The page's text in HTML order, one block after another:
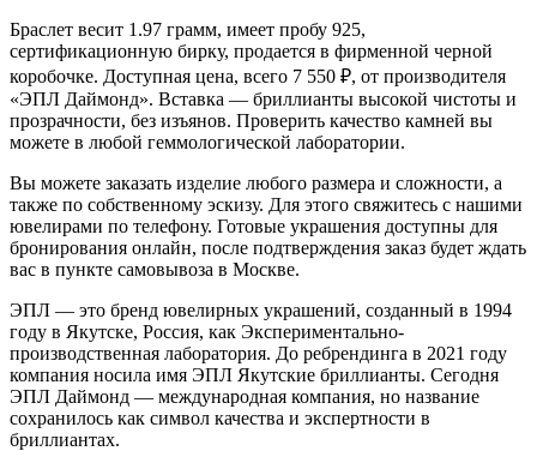
Браслет весит 1.97 грамм, имеет пробу 925,
сертификационную бирку, продается в фирменной черной
коробочке. Доступная цена, всего 7 550 ₽, от производителя
«ЭПЛ Даймонд». Вставка — бриллианты высокой чистоты и
прозрачности, без изъянов. Проверить качество камней вы
можете в любой геммологической лаборатории.
Вы можете заказать изделие любого размера и сложности, а
также по собственному эскизу. Для этого свяжитесь с нашими
ювелирами по телефону. Готовые украшения доступны для
бронирования онлайн, после подтверждения заказ будет ждать
вас в пункте самовывоза в Москве.
ЭПЛ — это бренд ювелирных украшений, созданный в 1994
году в Якутске, Россия, как Экспериментально-
производственная лаборатория. До ребрендинга в 2021 году
компания носила имя ЭПЛ Якутские бриллианты. Сегодня
ЭПЛ Даймонд — международная компания, но название
сохранилось как символ качества и экспертности в
бриллиантах.